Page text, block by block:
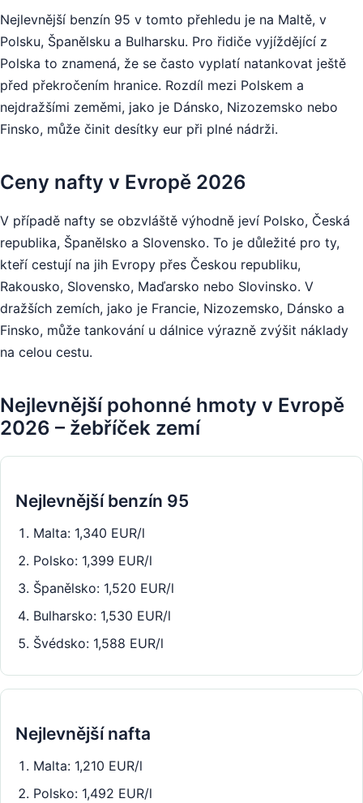
Nejlevnější benzín 95 v tomto přehledu je na Maltě, v
Polsku, Španělsku a Bulharsku. Pro řidiče vyjíždějící z
Polska to znamená, že se často vyplatí natankovat ještě
před překročením hranice. Rozdíl mezi Polskem a
nejdražšími zeměmi, jako je Dánsko, Nizozemsko nebo
Finsko, může činit desítky eur při plné nádrži.
Ceny nafty v Evropě 2026
V případě nafty se obzvláště výhodně jeví Polsko, Česká
republika, Španělsko a Slovensko. To je důležité pro ty,
kteří cestují na jih Evropy přes Českou republiku,
Rakousko, Slovensko, Maďarsko nebo Slovinsko. V
dražších zemích, jako je Francie, Nizozemsko, Dánsko a
Finsko, může tankování u dálnice výrazně zvýšit náklady
na celou cestu.
Nejlevnější pohonné hmoty v Evropě
2026 – žebříček zemí
Nejlevnější benzín 95
Malta: 1,340 EUR/l
Polsko: 1,399 EUR/l
Španělsko: 1,520 EUR/l
Bulharsko: 1,530 EUR/l
Švédsko: 1,588 EUR/l
Nejlevnější nafta
Malta: 1,210 EUR/l
Polsko: 1,492 EUR/l